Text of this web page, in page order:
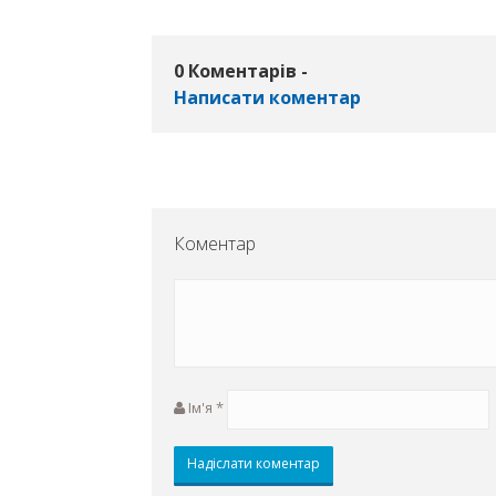
0 Коментарів -
Написати коментар
Коментар
Ім'я *